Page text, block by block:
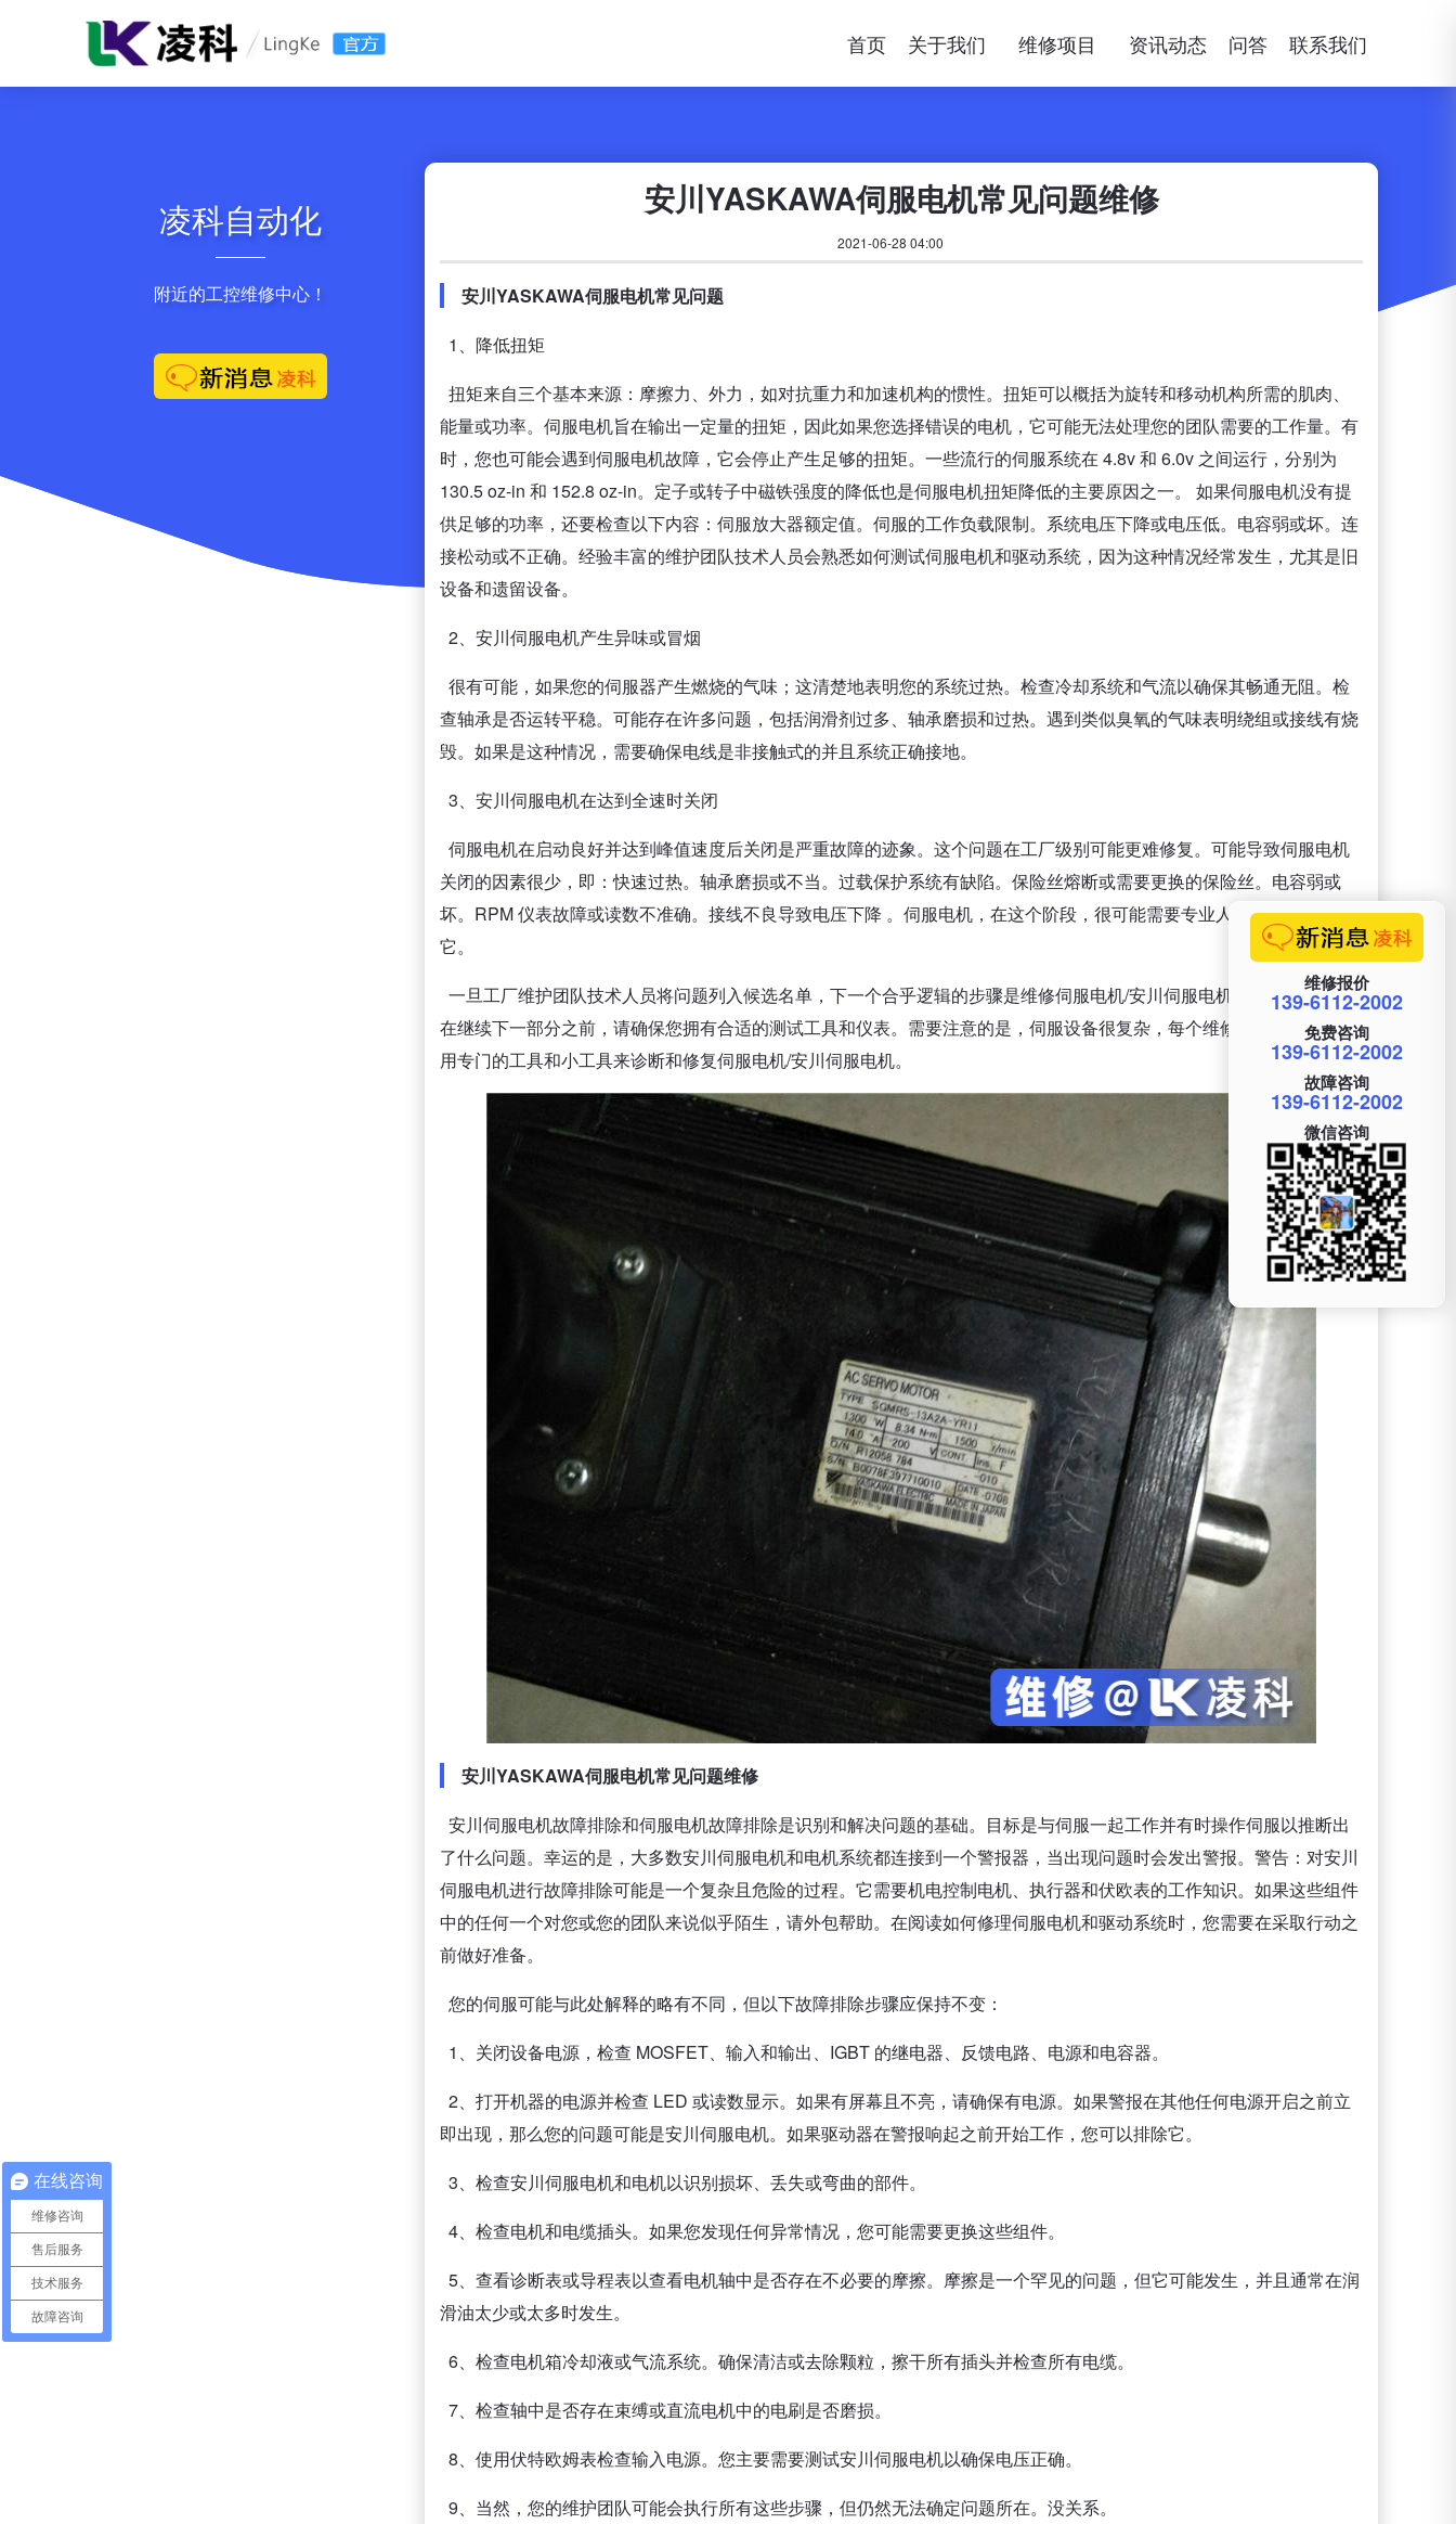
首页 关于我们 维修项目 资讯动态 问答 联系我们
凌科自动化
附近的工控维修中心！
安川YASKAWA伺服电机常见问题维修
2021-06-28 04:00
安川YASKAWA伺服电机常见问题
1、降低扭矩
扭矩来自三个基本来源：摩擦力、外力，如对抗重力和加速机构的惯性。扭矩可以概括为旋转和移动机构所需的肌肉、
能量或功率。伺服电机旨在输出一定量的扭矩，因此如果您选择错误的电机，它可能无法处理您的团队需要的工作量。有
时，您也可能会遇到伺服电机故障，它会停止产生足够的扭矩。一些流行的伺服系统在 4.8v 和 6.0v 之间运行，分别为
130.5 oz-in 和 152.8 oz-in。定子或转子中磁铁强度的降低也是伺服电机扭矩降低的主要原因之一。 如果伺服电机没有提
供足够的功率，还要检查以下内容：伺服放大器额定值。伺服的工作负载限制。系统电压下降或电压低。电容弱或坏。连
接松动或不正确。经验丰富的维护团队技术人员会熟悉如何测试伺服电机和驱动系统，因为这种情况经常发生，尤其是旧
设备和遗留设备。
2、安川伺服电机产生异味或冒烟
很有可能，如果您的伺服器产生燃烧的气味；这清楚地表明您的系统过热。检查冷却系统和气流以确保其畅通无阻。检
查轴承是否运转平稳。可能存在许多问题，包括润滑剂过多、轴承磨损和过热。遇到类似臭氧的气味表明绕组或接线有烧
毁。如果是这种情况，需要确保电线是非接触式的并且系统正确接地。
3、安川伺服电机在达到全速时关闭
伺服电机在启动良好并达到峰值速度后关闭是严重故障的迹象。这个问题在工厂级别可能更难修复。可能导致伺服电机
关闭的因素很少，即：快速过热。轴承磨损或不当。过载保护系统有缺陷。保险丝熔断或需要更换的保险丝。电容弱或
坏。RPM 仪表故障或读数不准确。接线不良导致电压下降 。伺服电机，在这个阶段，很可能需要专业人士维修来修理
它。
一旦工厂维护团队技术人员将问题列入候选名单，下一个合乎逻辑的步骤是维修伺服电机/安川伺服电机/放大器/控制器。
在继续下一部分之前，请确保您拥有合适的测试工具和仪表。需要注意的是，伺服设备很复杂，每个维修机构可能无法使
用专门的工具和小工具来诊断和修复伺服电机/安川伺服电机。
安川YASKAWA伺服电机常见问题维修
安川伺服电机故障排除和伺服电机故障排除是识别和解决问题的基础。目标是与伺服一起工作并有时操作伺服以推断出
了什么问题。幸运的是，大多数安川伺服电机和电机系统都连接到一个警报器，当出现问题时会发出警报。警告：对安川
伺服电机进行故障排除可能是一个复杂且危险的过程。它需要机电控制电机、执行器和伏欧表的工作知识。如果这些组件
中的任何一个对您或您的团队来说似乎陌生，请外包帮助。在阅读如何修理伺服电机和驱动系统时，您需要在采取行动之
前做好准备。
您的伺服可能与此处解释的略有不同，但以下故障排除步骤应保持不变：
1、关闭设备电源，检查 MOSFET、输入和输出、IGBT 的继电器、反馈电路、电源和电容器。
2、打开机器的电源并检查 LED 或读数显示。如果有屏幕且不亮，请确保有电源。如果警报在其他任何电源开启之前立
即出现，那么您的问题可能是安川伺服电机。如果驱动器在警报响起之前开始工作，您可以排除它。
3、检查安川伺服电机和电机以识别损坏、丢失或弯曲的部件。
4、检查电机和电缆插头。如果您发现任何异常情况，您可能需要更换这些组件。
5、查看诊断表或导程表以查看电机轴中是否存在不必要的摩擦。摩擦是一个罕见的问题，但它可能发生，并且通常在润
滑油太少或太多时发生。
6、检查电机箱冷却液或气流系统。确保清洁或去除颗粒，擦干所有插头并检查所有电缆。
7、检查轴中是否存在束缚或直流电机中的电刷是否磨损。
8、使用伏特欧姆表检查输入电源。您主要需要测试安川伺服电机以确保电压正确。
9、当然，您的维护团队可能会执行所有这些步骤，但仍然无法确定问题所在。没关系。
维修报价
139-6112-2002
免费咨询
139-6112-2002
故障咨询
139-6112-2002
微信咨询
在线咨询
维修咨询
售后服务
技术服务
故障咨询